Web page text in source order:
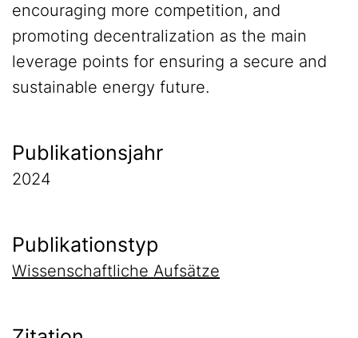
encouraging more competition, and
promoting decentralization as the main
leverage points for ensuring a secure and
sustainable energy future.
Publikationsjahr
2024
Publikationstyp
Wissenschaftliche Aufsätze